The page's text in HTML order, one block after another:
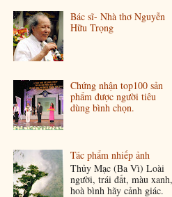
Bác sĩ- Nhà thơ Nguyễn
Hữu Trọng
Chứng nhận top100 sản
phẩm được người tiêu
dùng bình chọn.
Tác phẩm nhiếp ảnh
Thủy Mạc (Ba Vì) Loài
người, trái đất, màu xanh,
hoà bình hãy cảnh giác.